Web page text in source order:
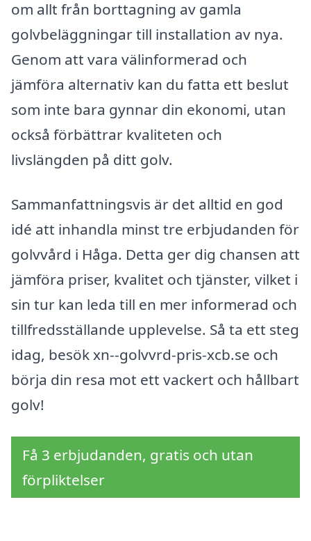
om allt från borttagning av gamla
golvbeläggningar till installation av nya.
Genom att vara välinformerad och
jämföra alternativ kan du fatta ett beslut
som inte bara gynnar din ekonomi, utan
också förbättrar kvaliteten och
livslängden på ditt golv.
Sammanfattningsvis är det alltid en god
idé att inhandla minst tre erbjudanden för
golvvård i Håga. Detta ger dig chansen att
jämföra priser, kvalitet och tjänster, vilket i
sin tur kan leda till en mer informerad och
tillfredsställande upplevelse. Så ta ett steg
idag, besök xn--golvvrd-pris-xcb.se och
börja din resa mot ett vackert och hållbart
golv!
Få 3 erbjudanden, gratis och utan
förpliktelser